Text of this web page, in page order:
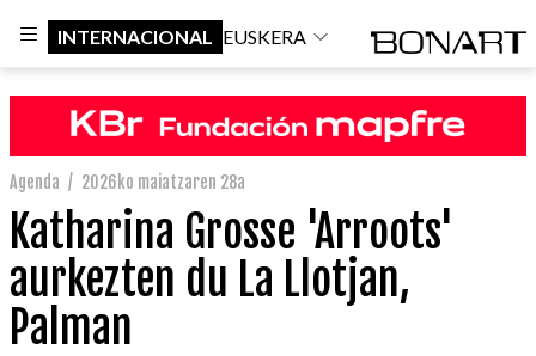
INTERNACIONAL EUSKERA
Agenda / 2026ko maiatzaren 28a
Katharina Grosse 'Arroots'
aurkezten du La Llotjan,
Palman